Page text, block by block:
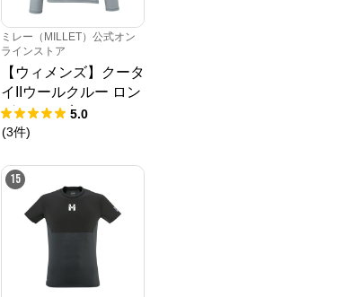
ミレー（MILLET）公式オン
ラインストア
【ウィメンズ】クータ
イIIウールクルー ロン
グスリーブ5.0
(3件)
15